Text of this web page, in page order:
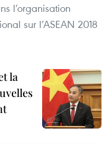
l’organisation
sur l’ASEAN 2018
la